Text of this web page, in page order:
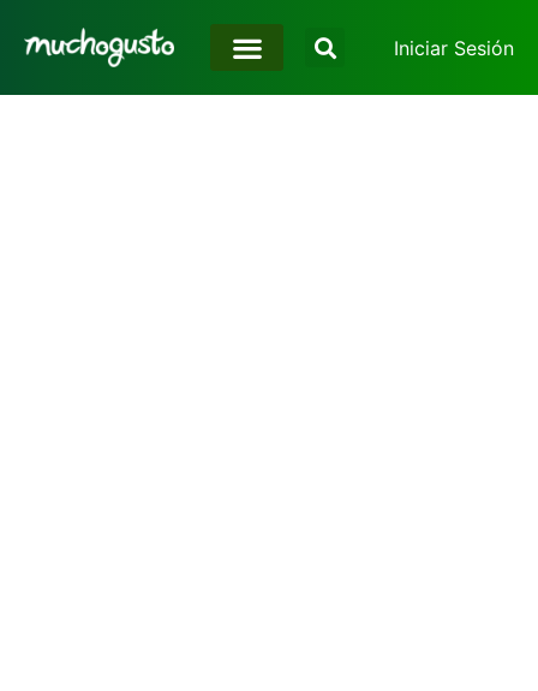
Iniciar Sesión